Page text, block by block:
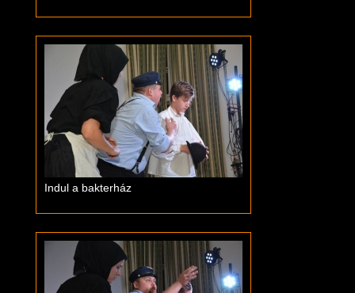
Indul a bakterház